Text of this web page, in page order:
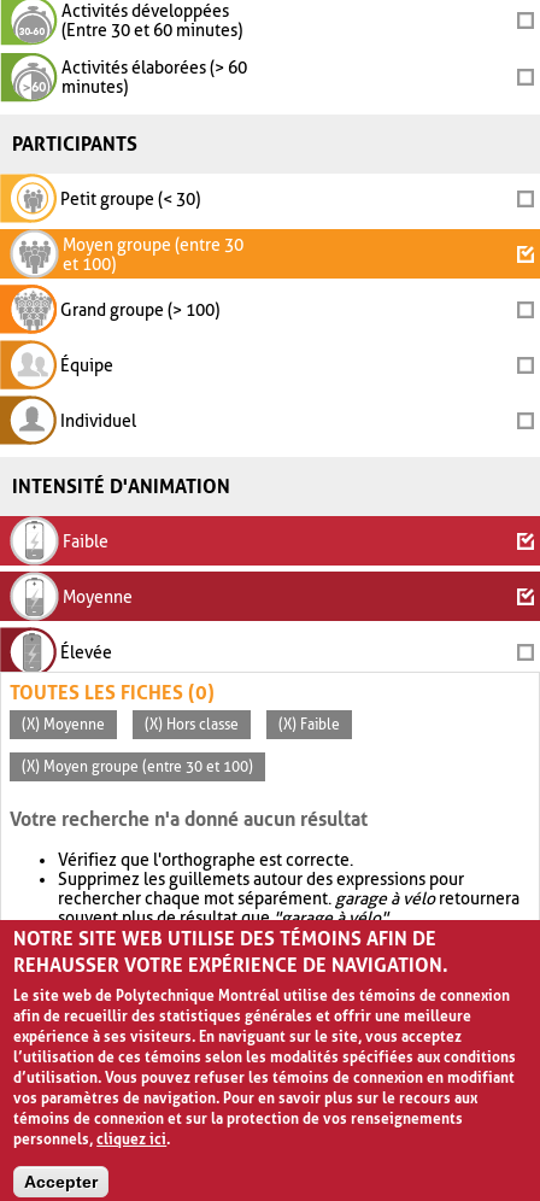
Activités développées
(Entre 30 et 60 minutes)
Activités élaborées (> 60
minutes)
PARTICIPANTS
Petit groupe (< 30)
Moyen groupe (entre 30
et 100)
Grand groupe (> 100)
Équipe
Individuel
INTENSITÉ D'ANIMATION
Faible
Moyenne
Élevée
TOUTES LES FICHES (0)
(X) Moyenne (X) Hors classe (X) Faible
(X) Moyen groupe (entre 30 et 100)
Votre recherche n'a donné aucun résultat
Vérifiez que l'orthographe est correcte.
Supprimez les guillemets autour des expressions pour
rechercher chaque mot séparément. garage à véloretournera
souvent plus de résultat que"garage à vélo".
Envisagez d'élargir votre recherche avec OR.garage OR vélo
retournera souvent plus de résultat quegarage à vélo
NOTRE SITE WEB UTILISE DES TÉMOINS AFIN DE
REHAUSSER VOTRE EXPÉRIENCE DE NAVIGATION.
Le site web de Polytechnique Montréal utilise des témoins de connexion
afin de recueillir des statistiques générales et offrir une meilleure
expérience à ses visiteurs. En naviguant sur le site, vous acceptez
l’utilisation de ces témoins selon les modalités spécifiées aux conditions
d’utilisation. Vous pouvez refuser les témoins de connexion en modifiant
vos paramètres de navigation. Pour en savoir plus sur le recours aux
témoins de connexion et sur la protection de vos renseignements
personnels,cliquez ici.
Accepter